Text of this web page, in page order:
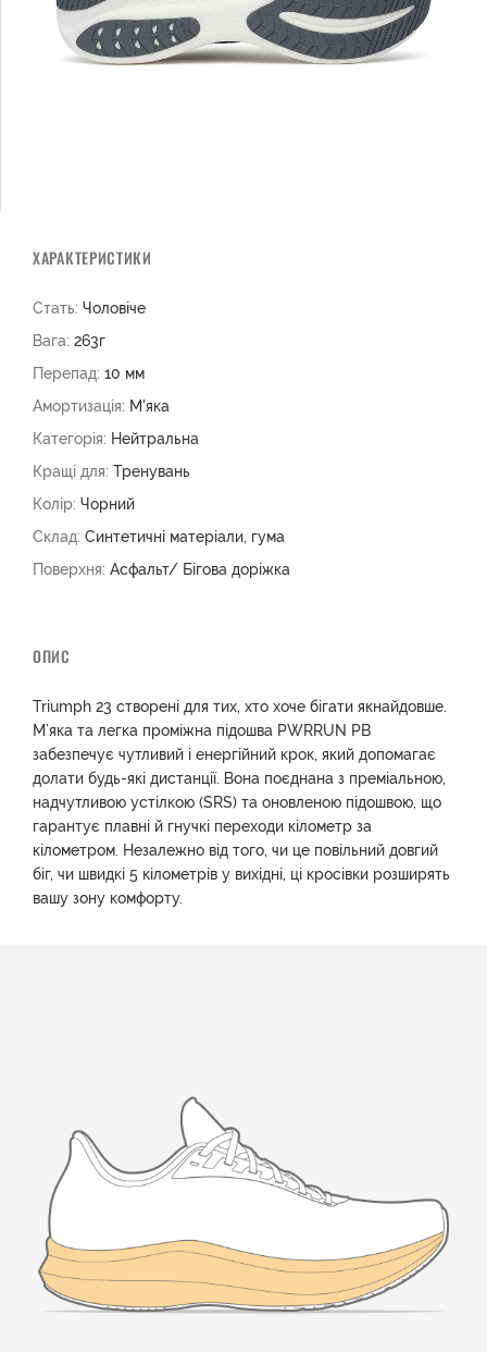
ХАРАКТЕРИСТИКИ
Стать: Чоловіче
Вага: 263г
Перепад: 10 мм
Амортизація: М'яка
Категорія: Нейтральна
Кращі для: Тренувань
Колір: Чорний
Склад: Синтетичні матеріали, гума
Поверхня: Асфальт/ Бігова доріжка
ОПИС
Triumph 23 створені для тих, хто хоче бігати якнайдовше.
М’яка та легка проміжна підошва PWRRUN PB
забезпечує чутливий і енергійний крок, який допомагає
долати будь-які дистанції. Вона поєднана з преміальною,
надчутливою устілкою (SRS) та оновленою підошвою, що
гарантує плавні й гнучкі переходи кілометр за
кілометром. Незалежно від того, чи це повільний довгий
біг, чи швидкі 5 кілометрів у вихідні, ці кросівки розширять
вашу зону комфорту.